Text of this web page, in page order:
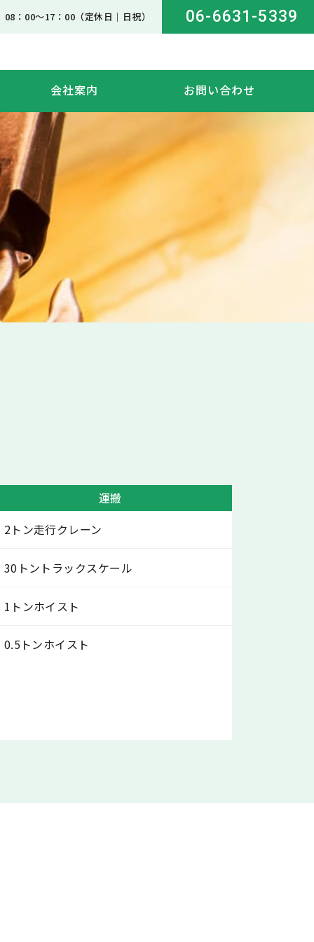
：00～17：00（定休日｜日祝） 06-6631-5339
会社案内 お問い合わせ
運搬
2トン走行クレーン
30トントラックスケール
1トンホイスト
0.5トンホイスト